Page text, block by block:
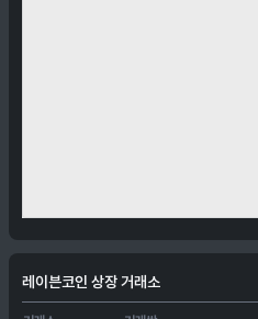
레이븐코인 상장 거래소